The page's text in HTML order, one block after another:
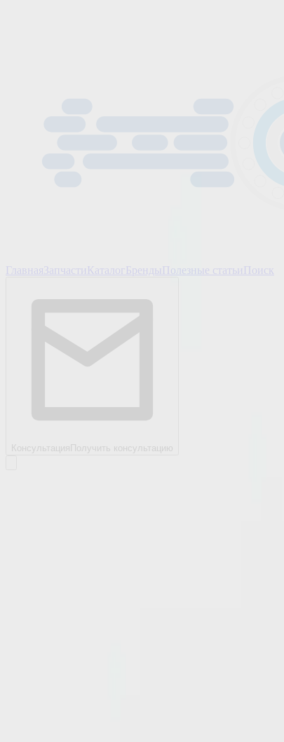
Главная Запчасти КаталогБренды Полезные статьи Поиск
Консультация Получить консультацию